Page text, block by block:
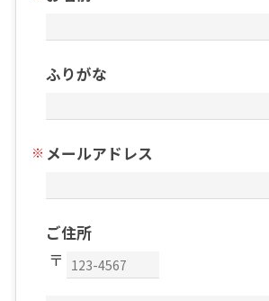
ふりがな
メールアドレス
ご住所